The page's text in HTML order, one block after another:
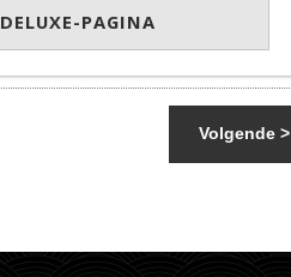
DELUXE-PAGINA
Volgende >